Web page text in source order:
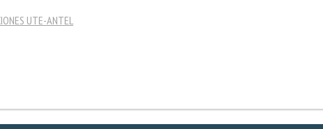
UTE-ANTEL